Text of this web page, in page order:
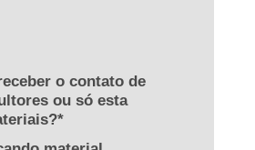
o contato de
ou só esta